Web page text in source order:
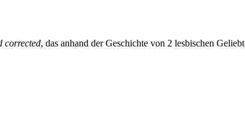
corrected, das anhand der Geschichte von 2 lesbischen